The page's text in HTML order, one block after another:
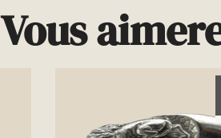
Vous